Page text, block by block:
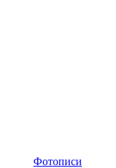
Фотописи